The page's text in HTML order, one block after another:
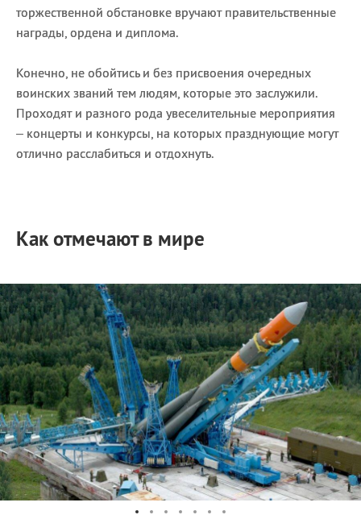
торжественной обстановке вручают правительственные
награды, ордена и диплома.
Конечно, не обойтись и без присвоения очередных
воинских званий тем людям, которые это заслужили.
Проходят и разного рода увеселительные мероприятия
– концерты и конкурсы, на которых празднующие могут
отлично расслабиться и отдохнуть.
Как отмечают в мире